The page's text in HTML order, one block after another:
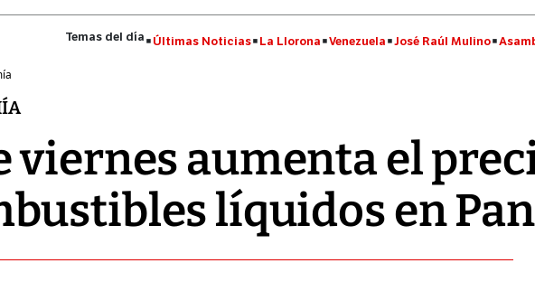
Últimas Noticias La Llorona Venezuela José Raúl Mulino
viernes aumenta el
líquidos en